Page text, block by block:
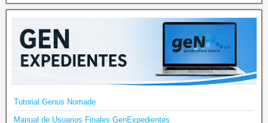
Tutorial Genus Nomade
Manual de Usuarios Finales GenExpedientes